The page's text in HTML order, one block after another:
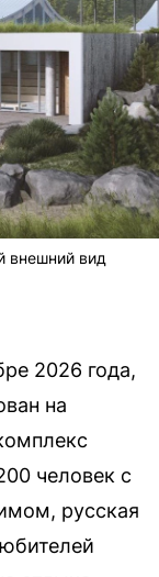
внешний вид
2026 года,
на
человек с
русская